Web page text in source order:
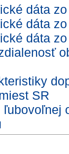
dáta
dáta
dáta
SR